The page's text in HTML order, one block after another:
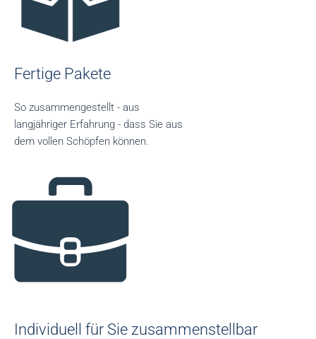
Fertige Pakete
So zusammengestellt - aus
langjähriger Erfahrung - dass Sie aus
dem vollen Schöpfen können.
Individuell für Sie zusammenstellbar